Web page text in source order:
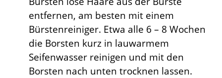
entfernen, am besten mit einem
Bürstenreiniger. Etwa alle 6 – 8 Wochen
die Borsten kurz in lauwarmem
Seifenwasser reinigen und mit den
Borsten nach unten trocknen lassen.